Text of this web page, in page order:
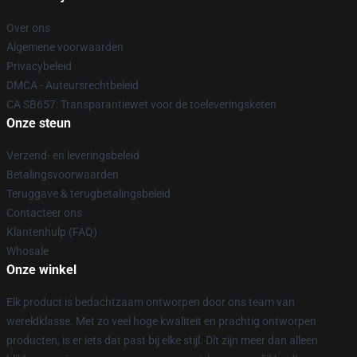
Over ons
Algemene voorwaarden
Privacybeleid
DMCA - Auteursrechtbeleid
CA SB657: Transparantiewet voor de toeleveringsketen
Onze steun
Verzend- en leveringsbeleid
Betalingsvoorwaarden
Teruggave & terugbetalingsbeleid
Contacteer ons
Klantenhulp (FAQ)
Whosale
Onze winkel
Elk product is bedachtzaam ontworpen door ons team van
wereldklasse. Met zo veel hoge kwaliteit en prachtig ontworpen
producten, is er iets dat past bij elke stijl. Dit zijn meer dan alleen